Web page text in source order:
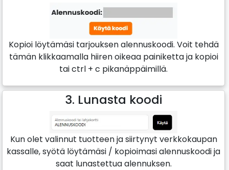
Kopioi löytämäsi tarjouksen alennuskoodi. Voit tehdä
tämän klikkaamalla hiiren oikeaa painiketta ja kopioi
tai ctrl + c pikanäppäimillä.
3. Lunasta koodi
Kun olet valinnut tuotteen ja siirtynyt verkkokaupan
kassalle, syötä löytämäsi / kopioimasi alennuskoodi ja
saat lunastettua alennuksen.